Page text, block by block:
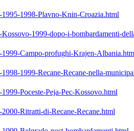
1998-Plavno-Knin-Croazia.html
1999-dopo-i-bombardamenti-
1999-Campo-profughi-Krajen-
1999-Recane-Recane-nella-
Poceste-Peja-Pec-Kossovo.html
Ritratti-di-Recane-Recane.html